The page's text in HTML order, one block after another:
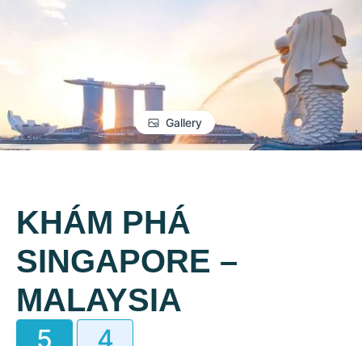
Gallery
KHÁM PHÁ
SINGAPORE –
MALAYSIA
5 4